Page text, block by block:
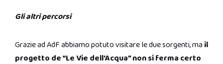
Gli altri percorsi
Grazie ad AdF abbiamo potuto visitare le due sorgenti, ma il
progetto de “Le Vie dell’Acqua” non si ferma certo